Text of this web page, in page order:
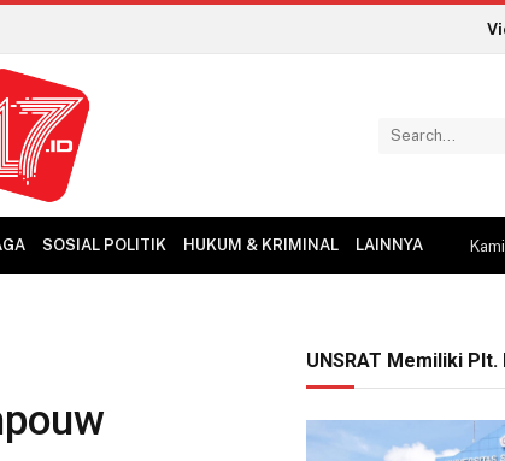
SOSIAL POLITIK HUKUM & KRIMINAL LAINNYA
UNSRAT Memiliki